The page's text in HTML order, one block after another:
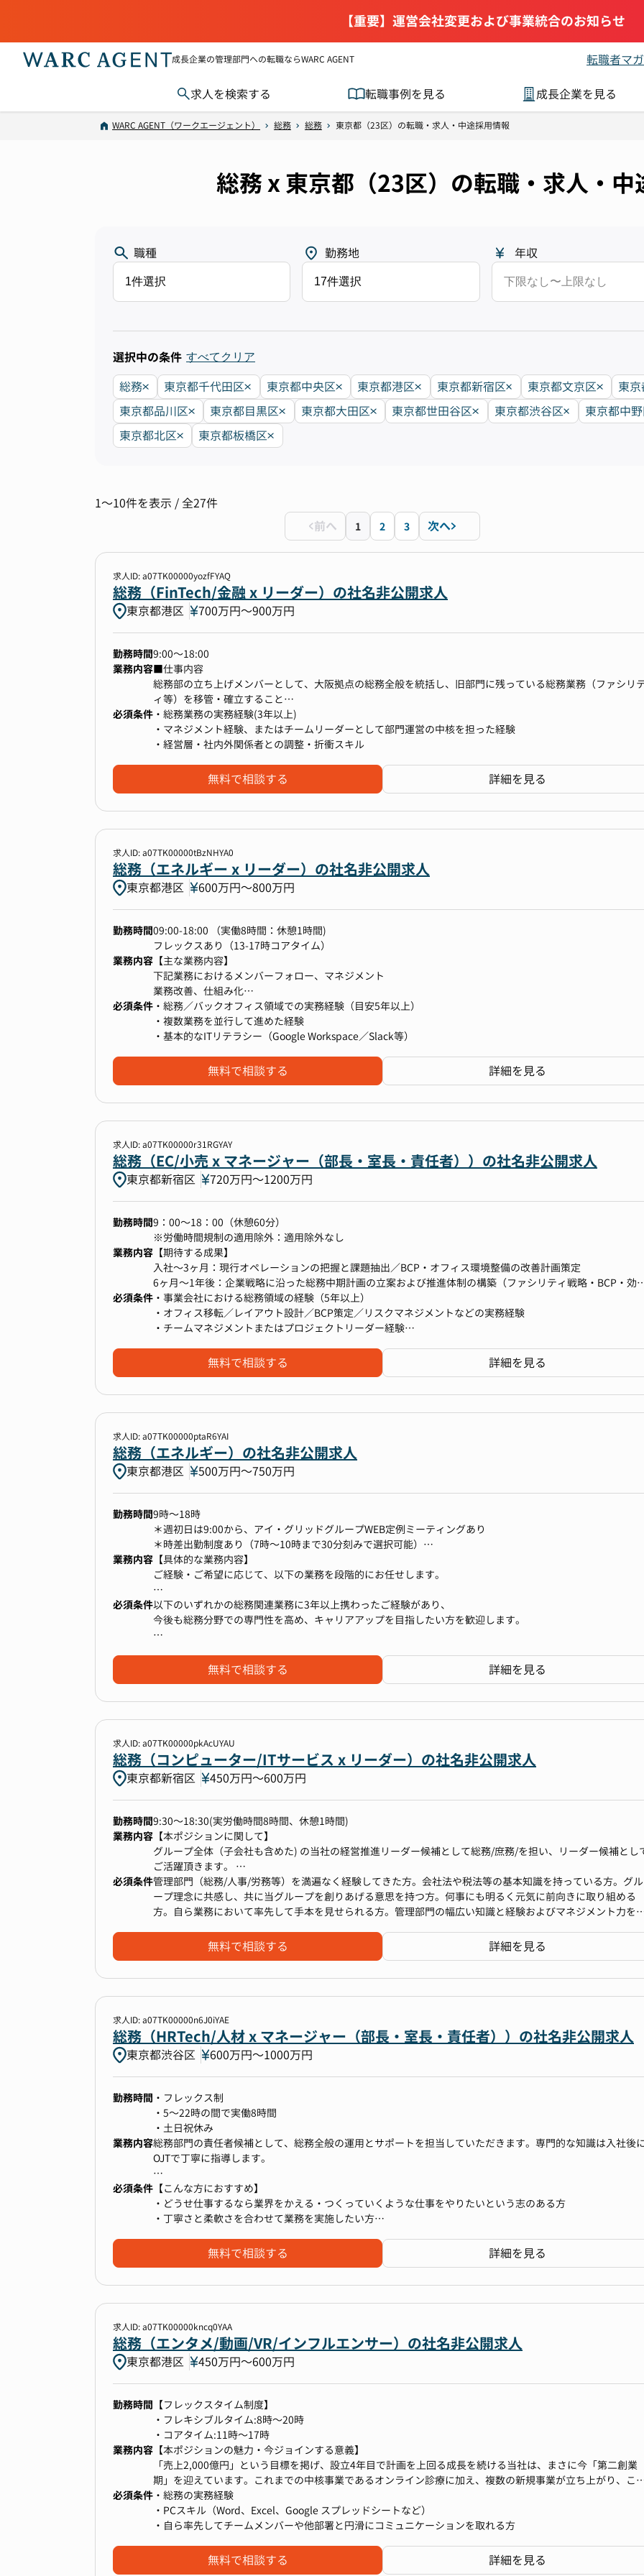
【重要】運営会社変更および事業統合のお知らせ
成長企業の管理部門への転職ならWARC AGENT 転職者マ
求人を検索する 転職事例を見る 成長企業を見る
WARC AGENT（ワークエージェント） 総務 総務 東京都（23区）の転職・求人・中途採用情報
総務 x 東京都（23区）の転職・求人・中
職種
1件選択
勤務地
17件選択
年収
下限なし〜上限なし
選択中の条件 すべてクリア
総務 東京都千代田区 東京都中央区 東京都港区 東京都新宿区 東京都文京区
東
東京都品川区
東京都目黒区 東京都大田区 東京都世田谷区 東京都渋谷区
東京都中
東京都北区
東京都板橋区
1〜10件を表示 / 全27件
前へ
1 2 3 次へ
求人ID: a07TK00000yozfFYAQ
総務（FinTech/金融 x リーダー）の社名非公開求人
東京都港区 700万円〜900万円
勤務時間9:00〜18:00
業務内容■仕事内容
総務部の立ち上げメンバーとして、大阪拠点の総務全般を統括し、旧部門に残っている総務業務（ファシリ
ィ等）を移管・確立すること
を主導します。将来的な多拠点展開を見据え、部門の基盤構築と安定運営を担う役割です。
【具体的な業務内容】
1. 総務機能の確立と業務移管（部門立ち上げ）
・移管した業務について、効率的で持続可能な業務フローを設計し、マニュアル整備を通じて組織として機
・大阪拠点のオフィス環境、設備管理、備品管理など、ファシリティに関する業務全般を統括し、社員が安
して業務に取り組める環境を
整備します。
・従業員の約8割が集中する大阪拠点において、きめ細やかな総務サポートを提供し、現場の生産性向上に
します。
・拠点における固定資産、消耗品の管理および業者選定・購買手続きを統括します。
3. 経営サポートと多拠点展開への貢献
・東京の総務部長と連携し、株主総会、取締役会などの重要会議体の運営実務をサポートします。
・将来的な新規拠点の立ち上げ（大阪以外の拠点）が発生した場合、現地調査、業者選定、開設準備などに
与し、業務の標準化モデルを
横展開します。
・総務部が所管する社内規程の整備や、重要文書の管理体制を確立します。
■この仕事で得られる物
【総務課長としての成長ポイント】
できる
・経営陣・各部門と連携し、総務戦略の立案・実行を通じて、組織全体を支える役割を担える
・株主総会・取締役会運営サポートを通じ経営実務に深く関与 。
・移管業務のフロー設計や拠点立ち上げを通じて事業拡大に貢献 。
必須条件 ・総務業務の実務経験(3年以上)
・マネジメント経験、またはチームリーダーとして部門運営の中核を担った経験
・経営層・社内外関係者との調整・折衝スキル
無料で相談する 詳細を見る
求人ID: a07TK00000tBzNHYA0
総務（エネルギー x リーダー）の社名非公開求人
東京都港区 600万円〜800万円
勤務時間09:00-18:00 （実働8時間：休憩1時間)
フレックスあり（13-17時コアタイム）
業務内容 【主な業務内容】
下記業務におけるメンバーフォロー、マネジメント
業務改善、仕組み化
【オンサイト領域】
・社員サポート、ファシリティ／オフィス環境整備
・来客対応、物品管理
【バックオフィス領域】
・社内規程の整備・運用
・反社チェック、持株会事務局運営
・データ／フォルダ管理、各種集計業務
・管理部門と連携した業務改善
【その他】※ゆくゆく携わっていただく可能性があります。
・オフィス移転などのプロジェクト対応
・海外拠点のアドミン支援（翻訳ツール活用可）
【組織構成】
の2チームに分かれており、今回ジョインいただく方にはマネージャーとともに両チームの業務を把握し、
運用を実現に寄与いただくことを求めております。
【本ポジションについて】
する場面では自ら実務にも入りつつ、課題を整理し、業務改善や仕組み化につなげていく役割を担っていた
きます。
海外の総務庶務全般に触れる機会があるため、グローバル人材として活躍いただける環境がございます。
また「社会的意義のある事業を、仕組み面から支えたい」「スタートアップの総務として裁量をもって経験
積みたい」とお考えの方には、きっとご期待に沿える環境です。
必須条件 ・総務／バックオフィス領域での実務経験（目安5年以上）
・複数業務を並行して進めた経験
・基本的なITリテラシー（Google Workspace／Slack等）
無料で相談する 詳細を見る
求人ID: a07TK00000r31RGYAY
総務（EC/小売 x マネージャー（部長・室長・責任者））の社名非公開求人
東京都新宿区 720万円〜1200万円
勤務時間9：00～18：00（休憩60分）
※労働時間規制の適用除外：適用除外なし
業務内容 【期待する成果】
入社〜3ヶ月：現行オペレーションの把握と課題抽出／BCP・オフィス環境整備の改善計画策定
6ヶ月〜1年後：企業戦略に沿った総務中期計画の立案および推進体制の構築（ファシリティ戦略・BCP・効
化PJなど）
・オフィス戦略・拠点最適化の企画立案（立地・規模・コスト最適化）
・ファシリティマネジメント全般（レイアウト、什器、セキュリティ環境整備）
・部門マネジメント（メンバー育成・役割分担・運営体制構築）
※業務の変更の範囲：当社業務全般
【あなたに提供できる価値】
・組織スケールに伴う総務機能の再構築・マネジメント立ち上げ経験
・経営直下でのガバナンス・BCP・ファシリティ最適化への関与
・成長企業ならではの柔軟な裁量と、企業インフラを創り上げる達成感
【キャリアパス】
【組織／配属先の特徴】
・現メンバーはオペレーション中心のため、戦略・推進型マネージャーポジションを新設
・人事／経営企画／IT管理部と連携し、全社横断での効率化・統制強化をリード
【働く環境】
生産性高く、切磋琢磨しながら成長できる環境です
など、1人1人の成長を支援する人事制度
必須条件 ・事業会社における総務領域の経験（5年以上）
・オフィス移転／レイアウト設計／BCP策定／リスクマネジメントなどの実務経験
・チームマネジメントまたはプロジェクトリーダー経験
無料で相談する 詳細を見る
求人ID: a07TK00000ptaR6YAI
総務（エネルギー）の社名非公開求人
東京都港区 500万円〜750万円
勤務時間9時～18時
＊週初日は9:00から、アイ・グリッドグループWEB定例ミーティングあり
＊時差出勤制度あり（7時～10時まで30分刻みで選択可能）
在宅勤務制度週2日まで可
業務内容 【具体的な業務内容】
ご経験・ご希望に応じて、以下の業務を段階的にお任せします。
・社内規程、稟議・契約管理などのガバナンス関連業務
・施設・備品管理、社内インフラ整備
・安全衛生、防災・BCP（事業継続計画）対応
・損害保険の契約管理
将来的には、株主総会や取締役会などの機関運営にも携わっていただけます。
【本ポジションの魅力】
このポジションは、経営層と直接関わる機会が多く、会社の意思決定や組織運営を支える重要な役割を担え
す。
・企業の根幹に関わる業務に携われるチャンス
└ガバナンス体制の整備や社内規程の管理など、企業の根幹に関わる業務に携われるフェーズにあります。
・幅広い領域に挑戦し、成長できる環境
将来的には、株主総会や取締役会の運営など、より経営に近い業務にもステップアップしていただけます。
「会社の未来を支える」という責任とやりがいを感じながら、管理部門の中核として成長していけるポジシ
・業務改善やDX推進にも積極的な社風
必須条件以下のいずれかの総務関連業務に3年以上携わったご経験があり、
今後も総務分野での専門性を高め、キャリアアップを目指したい方を歓迎します。
・上記「具体的な業務内容」のうち、２領域以上の実務経験
無料で相談する 詳細を見る
求人ID: a07TK00000pkAcUYAU
総務（コンピューター/ITサービス x リーダー）の社名非公開求人
東京都新宿区 450万円〜600万円
勤務時間9:30～18:30(実労働時間8時間、休憩1時間)
業務内容 【本ポジションに関して】
グループ全体（子会社も含めた) の当社の経営推進リーダー候補として総務/庶務/を担い、リーダー候補とし
ご活躍頂きます。
上記業務いずれかをメインで行うスペシャリストではなく、ゼネラリストとして幅広く対応して戴きます。
マネジメントとしてご活躍いただきます。
役員や経営層と打ち合わせをして会社の方針や管理系の経営陣に対するアドバイスや経営方針に沿った運営
■業務内容
・グループ中期計画に総務戦略の実行
・総務部門における、ファシリティマネジメント業務
・新規事業立ち上げに伴う、管理業務
・オフィスの設計から管理運用、環境整備
・事業会社の会社テナント、オフィスの不動産交渉など
・M&Aに伴う、PMIマネジメント準備
・社内規定の決定/運用
・総会の開催に関する業務
・その他 バックオフィスにおいて発生する業務
必須条件管理部門（総務/人事/労務等）を満遍なく経験してきた方。会社法や税法等の基本知識を持っている方。グル
ープ理念に共感し、共に当グループを創りあげる意思を持つ方。何事にも明るく元気に前向きに取り組める
方。自ら業務において率先して手本を見せられる方。管理部門の幅広い知識と経験およびマネジメント力を
無料で相談する 詳細を見る
求人ID: a07TK00000n6J0iYAE
総務（HRTech/人材 x マネージャー（部長・室長・責任者））の社名非公開求人
東京都渋谷区 600万円〜1000万円
勤務時間 ・フレックス制
・5～22時の間で実働8時間
・土日祝休み
業務内容総務部門の責任者候補として、総務全般の運用とサポートを担当していただきます。専門的な知識は入社後
OJTで丁寧に指導します。
ご経験、ご知見のある領域を中心にお任せしつつ、労務・IPO準備といった広い業務経験を積むことができる
フェーズです。
【仕事内容（一例）】
・経営企画業務のサポート
・入退社の手続き業務
・各種ワークフロー、ツールのセットアップや社内連携
・勤怠、給与計算のデータ管理・集計業務
・その他発生ベースでのコーポレート関連業務
必須条件 【こんな方におすすめ】
・どうせ仕事するなら業界をかえる・つくっていくような仕事をやりたいという志のある方
・丁寧さと柔軟さを合わせて業務を実施したい方
無料で相談する 詳細を見る
求人ID: a07TK00000kncq0YAA
総務（エンタメ/動画/VR/インフルエンサー）の社名非公開求人
東京都港区 450万円〜600万円
勤務時間 【フレックスタイム制度】
・フレキシブルタイム:8時～20時
・コアタイム:11時～17時
業務内容 【本ポジションの魅力・今ジョインする意義】
「売上2,000億円」という目標を掲げ、設立4年目で計画を上回る成長を続ける当社は、まさに今「第二創業
期」を迎えています。これまでの中核事業であるオンライン診療に加え、複数の新規事業が立ち上がり、こ
から事業を本格的に拡大していくフェーズです。
この成長期に、梅田拠点の専任総務担当者として参画することは、会社の成長を「裏側から支える」という
要な役割を担うことを意味します。まだ専任者がいなかった梅田拠点の総務を一人で担当するため、業務の
事業拡大に伴い、従業員数や拠点も増えていく中で、総務の役割は会社の成長と組織づくりに欠かせないも
です。日々の庶務業務だけでなく、「働きやすい環境づくり」のための企画や改善にも関わっていただくこ
必須条件 ・総務の実務経験
・PCスキル（Word、Excel、Google スプレッドシートなど）
・自ら率先してチームメンバーや他部署と円滑にコミュニケーションを取れる方
無料で相談する 詳細を見る